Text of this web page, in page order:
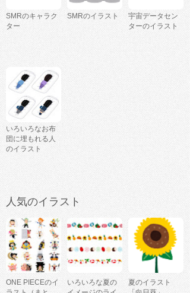
SMRのキャラク
ター
SMRのイラスト
宇宙データセン
ターのイラスト
いろいろなお布
団に埋もれる人
のイラスト
人気のイラスト
ONE PIECEのイ
いろいろな夏の
夏のイラスト